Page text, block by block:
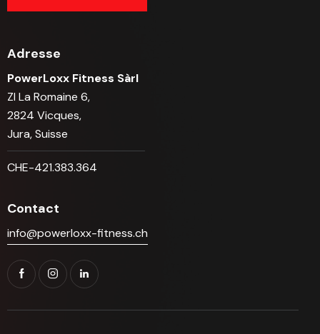
Adresse
PowerLoxx Fitness Sàrl
ZI La Romaine 6,
2824 Vicques,
Jura, Suisse
CHE-421.383.364
Contact
info@powerloxx-fitness.ch